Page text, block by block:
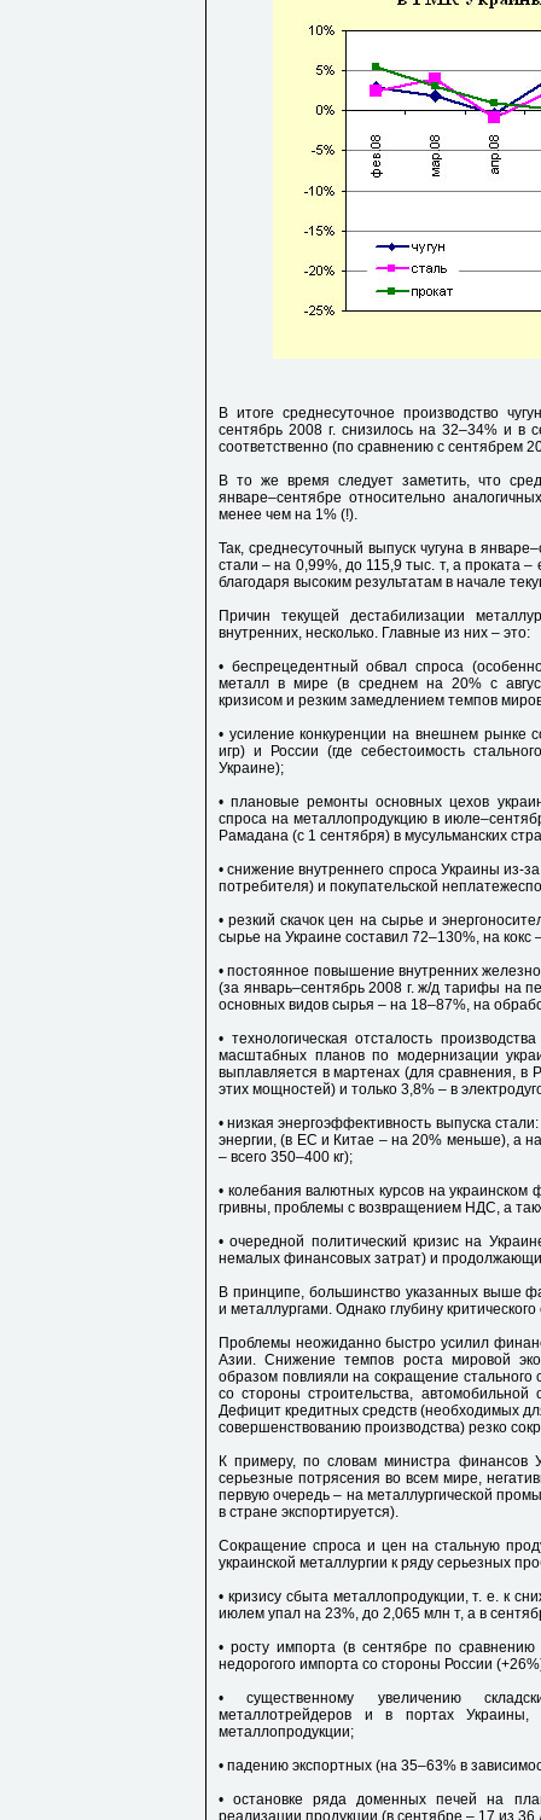
В итоге среднесуточное производство
сентябрь 2008 г. снизилось на 32–34% и в
соответственно (по сравнению с сентябрем
В то же время следует заметить, что
январе–сентябре относительно
менее чем на 1% (!).
Так, среднесуточный выпуск чугуна в
стали – на 0,99%, до 115,9 тыс. т, а проката
благодаря высоким результатам в начале
Причин текущей дестабилизации
внутренних, несколько. Главные из них – это:
• беспрецедентный обвал спроса
металл в мире (в среднем на 20% с
кризисом и резким замедлением темпов
• усиление конкуренции на внешнем рынке
игр) и России (где себестоимость
Украине);
• плановые ремонты основных цехов
спроса на металлопродукцию в
Рамадана (с 1 сентября) в мусульманских
• снижение внутреннего спроса Украины из-
потребителя) и покупательской
• резкий скачок цен на сырье и
сырье на Украине составил 72–130%, на
• постоянное повышение внутренних
(за январь–сентябрь 2008 г. ж/д тарифы на
основных видов сырья – на 18–87%, на
• технологическая отсталость
масштабных планов по модернизации
выплавляется в мартенах (для сравнения, в
этих мощностей) и только 3,8% – в
• низкая энергоэффективность выпуска
энергии, (в ЕС и Китае – на 20% меньше), а
– всего 350–400 кг);
• колебания валютных курсов на
гривны, проблемы с возвращением НДС, а
• очередной политический кризис на
немалых финансовых затрат) и
В принципе, большинство указанных выше
и металлургами. Однако глубину
Проблемы неожиданно быстро усилил
Азии. Снижение темпов роста мировой
образом повлияли на сокращение
со стороны строительства,
Дефицит кредитных средств (необходимых
совершенствованию производства) резко
К примеру, по словам министра финансов
серьезные потрясения во всем мире,
первую очередь – на металлургической
в стране экспортируется).
Сокращение спроса и цен на стальную
украинской металлургии к ряду серьезных
• кризису сбыта металлопродукции, т. е. к
июлем упал на 23%, до 2,065 млн т, а в
• росту импорта (в сентябре по
недорогого импорта со стороны России
• существенному увеличению
металлотрейдеров и в портах
металлопродукции;
• падению экспортных (на 35–63% в
• остановке ряда доменных печей на
реализации продукции (в сентябре – 17 из